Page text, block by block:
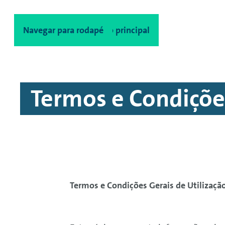
Navegar para conteúdo principal
Navegar para rodapé
Termos e
Termos e Condições Gerais de